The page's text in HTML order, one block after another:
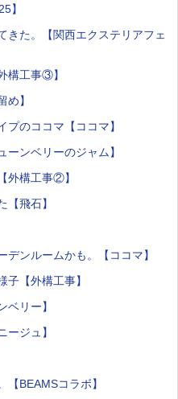
】
きた。【関西エクステリアフェ
構工事③】
め】
のココマ【ココマ】
ンベリーのジャム】
外構工事②】
【飛石】
ンルームかも。【ココマ】
【外構工事】
ベリー】
ージュ】
BEAMSコラボ】